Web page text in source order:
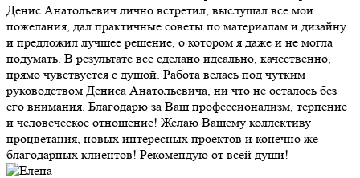
Денис Анатольевич лично встретил, выслушал все мои
пожелания, дал практичные советы по материалам и дизайну
и предложил лучшее решение, о котором я даже и не могла
подумать. В результате все сделано идеально, качественно,
прямо чувствуется с душой. Работа велась под чутким
руководством Дениса Анатольевича, ни что не осталось без
его внимания. Благодарю за Ваш профессионализм, терпение
и человеческое отношение! Желаю Вашему коллективу
процветания, новых интересных проектов и конечно же
благодарных клиентов! Рекомендую от всей души!